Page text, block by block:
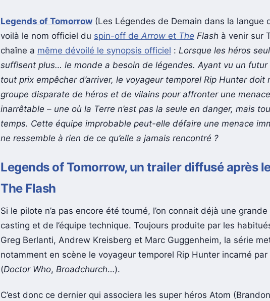
Legends of Tomorrow (Les Légendes de Demain dans la langue
voilà le nom officiel du spin-off de Arrow et The Flash à venir sur
chaîne a même dévoilé le synopsis officiel : Lorsque les héros
suffisent plus… le monde a besoin de légendes. Ayant vu un futur
tout prix empêcher d’arriver, le voyageur temporel Rip Hunter doit
groupe disparate de héros et de vilains pour affronter une menace
inarrêtable – une où la Terre n’est pas la seule en danger, mais
temps. Cette équipe improbable peut-elle défaire une menace
ne ressemble à rien de ce qu’elle a jamais rencontré ?
Legends of Tomorrow, un trailer diffusé après
The Flash
Si le pilote n’a pas encore été tourné, l’on connait déjà une
casting et de l’équipe technique. Toujours produite par les
Greg Berlanti, Andrew Kreisberg et Marc Guggenheim, la série
notamment en scène le voyageur temporel Rip Hunter incarné
(Doctor Who, Broadchurch…).
C’est donc ce dernier qui associera les super héros Atom